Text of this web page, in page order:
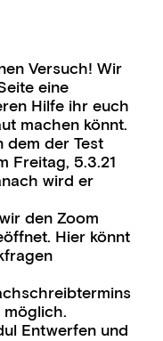
Versuch! Wir
eine
Hilfe ihr euch
machen könnt.
dem der Test
Freitag, 5.3.21
wird er
den Zoom
Hier könnt
möglich.
Entwerfen und